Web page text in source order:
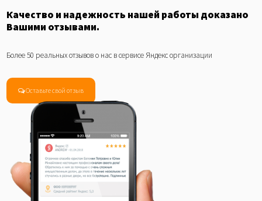
Качество и надежность нашей работы доказано
Вашими отзывами.
Более 50 реальных отзывов о нас в сервисе Яндекс организации
Оставьте свой отзыв